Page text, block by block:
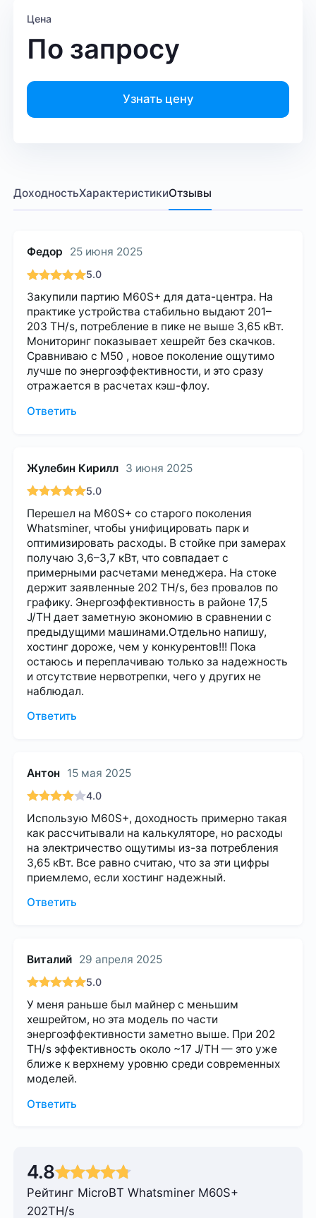
Цена
По запросу
Узнать цену
ДоходностьХарактеристикиОтзывы
Федор 25 июня 2025
5.0
Закупили партию M60S+ для дата-центра. На
практике устройства стабильно выдают 201–
203 TH/s, потребление в пике не выше 3,65 кВт.
Мониторинг показывает хешрейт без скачков.
Сравниваю с M50 , новое поколение ощутимо
лучше по энергоэффективности, и это сразу
отражается в расчетах кэш-флоу.
Ответить
Жулебин Кирилл 3 июня 2025
5.0
Перешел на M60S+ со старого поколения
Whatsminer, чтобы унифицировать парк и
оптимизировать расходы. В стойке при замерах
получаю 3,6–3,7 кВт, что совпадает с
примерными расчетами менеджера. На стоке
держит заявленные 202 TH/s, без провалов по
графику. Энергоэффективность в районе 17,5
J/TH дает заметную экономию в сравнении с
предыдущими машинами.Отдельно напишу,
хостинг дороже, чем у конкурентов!!! Пока
остаюсь и переплачиваю только за надежность
и отсутствие нервотрепки, чего у других не
наблюдал.
Ответить
Антон 15 мая 2025
4.0
Использую M60S+, доходность примерно такая
как рассчитывали на калькуляторе, но расходы
на электричество ощутимы из-за потребления
3,65 кВт. Все равно считаю, что за эти цифры
приемлемо, если хостинг надежный.
Ответить
Виталий 29 апреля 2025
5.0
У меня раньше был майнер с меньшим
хешрейтом, но эта модель по части
энергоэффективности заметно выше. При 202
TH/s эффективность около ~17 J/TH — это уже
ближе к верхнему уровню среди современных
моделей.
Ответить
4.8
Рейтинг MicroBT Whatsminer M60S+
202TH/s